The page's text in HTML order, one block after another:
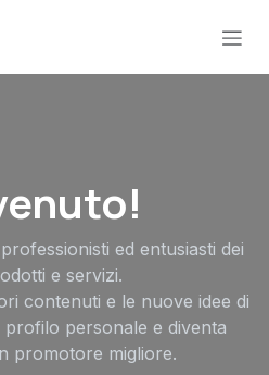
ed entusiasti dei
e servizi.
contenuti e le nuove idee di
personale e diventa
promotore migliore.